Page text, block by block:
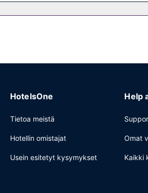
tilauksen mukaan valmistettu
HotelsOne
Tietoa meistä
Hotellin omistajat
Usein esitetyt kysymykset
Help
Omat
Kaikki